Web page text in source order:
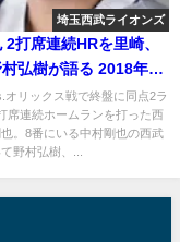
埼玉西武ライオンズ
2打席連続HRを里崎、
弘樹が語る 2018年6
オリックス戦で終盤に同点2ラ
席連続ホームランを打った西
。8番にいる中村剛也の西武
野村弘樹、...